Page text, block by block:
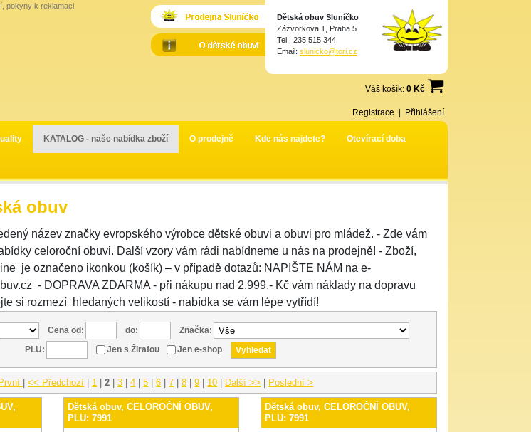
pokyny k reklamaci
Dětská obuv Sluníčko
Zázvorkova 1, Praha 5
Tel.: 235 515 344
Email: slunicko@tori.cz
Váš košík: 0 Kč
Registrace Přihlášení
KATALOG - naše nabídka zboží O prodejně Kde nás najdete? Otevírací doba
obuv
název značky evropského výrobce dětské obuvi a obuvi pro mládež. - Zde vám
celoroční obuvi. Další vzory vám rádi nabídneme u nás na prodejně! - Zboží,
je označeno ikonkou (košík) – v případě dotazů: NAPIŠTE NÁM na e-
- DOPRAVA ZDARMA - při nákupu nad 2.999,- Kč vám náklady na dopravu
si rozmezí hledaných velikostí - nabídka se vám lépe vytřídí!
Cena od: do:
Značka:
PLU:
Jen s Žirafou Jen e-shop
|<< Předchozí 1 |2 |3 |4 |5 |6 |7 |8 |9 10 Další >> Poslední >
Dětská obuv, CELOROČNÍ OBUV,
PLU: 7991
Dětská obuv, CELOROČNÍ OBUV,
PLU: 7991